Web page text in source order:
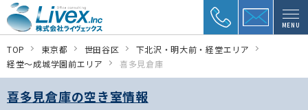
MENU
TOP 東京都 世田谷区
下北沢・明大前・経堂エリア
経堂～成城学園前エリア
喜多見倉庫
喜多見倉庫の空き室情報